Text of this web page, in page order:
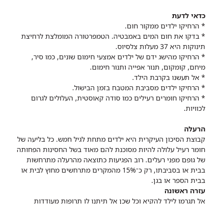
כדאי לדעת
* הרחיקו ילדים ממקור חום.
* בדקו את חום המים באמבטיה. הטמפרטורה המומלצת לרחיצת
תינוקות היא 37 מעלות צלסיוס.
* הרחיקו מהישג ידם של ילדים אמצעי חימום שונים, כמו סיר,
מיחם, קומקום, תנור אפייה ותנור חימום.
* אל תעשנו בקרבת הילד.
* הרחיקו ילדים מסביבת המטבח בזמן הבישול.
* הרחיקו חומרים רעילים כמו סודה קאוסטית, העלולים לגרום
לכוויות.
הרעלה
קבוצת הסיכון העיקרית היא ילדים מתחת לגיל חמש. כל בליעה של
חומר רעיל עלולה להיות מסוכנת להם מאוד בשל החסינות הפחותה
של גופם מפני רעלים. רוב הפגיעות כתוצאה מהרעלה מתרחשות
בבית או בסביבתו, רק כ־15% מהמקרים מתרחשים מחוץ לבית או
בבית הספר או בגן.
עזרה ראשונה
אל תגרמו לילד להקיא וכל שכן אל תיתנו לו תרופות מעודדות